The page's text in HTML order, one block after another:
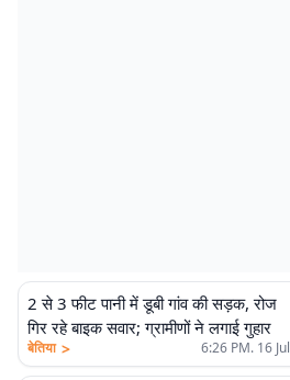
2 से 3 फीट पानी में डूबी गांव की सड़क, रोज
गिर रहे बाइक सवार; ग्रामीणों ने लगाई गुहार
बेतिया > 6:26 PM. 16 Jul